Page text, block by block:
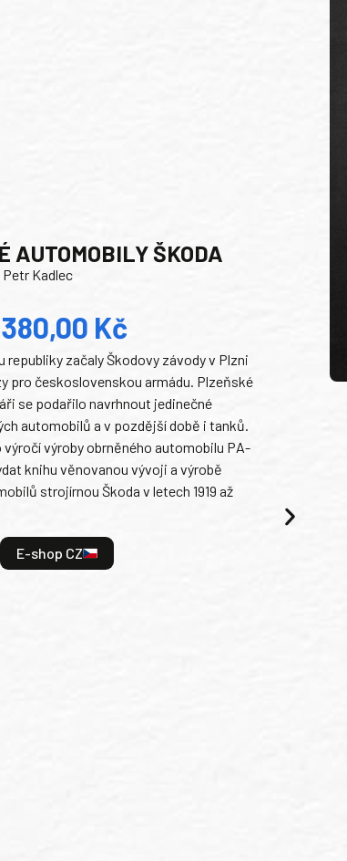
AUTOMOBILY ŠKODA
Kadlec
Kč
republiky začaly Škodovy závody v Plzni
pro československou armádu. Plzeňské
se podařilo navrhnout jedinečné
automobilů a v pozdější době i tanků.
výroby obrněného automobilu PA-
knihu věnovanou vývoji a výrobě
strojírnou Škoda v letech 1919 až
E-shop CZ